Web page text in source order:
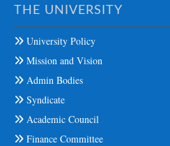
THE UNIVERSITY
University Policy
Mission and Vision
Admin Bodies
Syndicate
Academic Council
Finance Committee